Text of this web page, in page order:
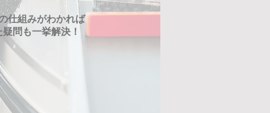
仕組みがわかれば
問も一挙解決！